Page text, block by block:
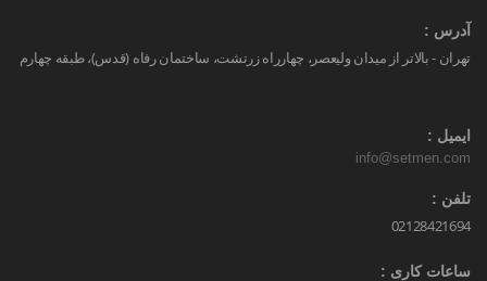
آدرس :
تهران - بالاتر از میدان ولیعصر، چهارراه زرتشت، ساختمان رفاه (قدس)، طبقه چهارم
ایمیل :
info@setmen.com
تلفن :
02128421694
ساعات کاری :